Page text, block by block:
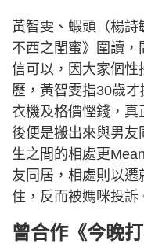
黃智雯、蝦頭（楊
不西之閨蜜》圍讀，
信可以，因大家個性
歷，黃智雯指30歲
衣機及格價慳錢，
後便是搬出來與男友
生之間的相處更
友同居，相處則以遷
住，反而被媽咪投訴
曾合作《今晚打